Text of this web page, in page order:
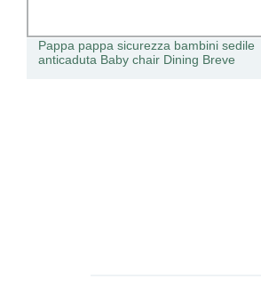
Pappa pappa sicurezza bambini sedile
anticaduta Baby chair Dining Breve